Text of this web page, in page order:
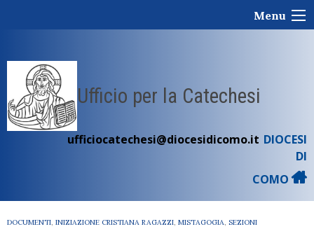
Menu
Ufficio per la Catechesi
ufficiocatechesi@diocesidicomo.it DIOCESI
DI
COMO
DOCUMENTI, INIZIAZIONE CRISTIANA RAGAZZI, MISTAGOGIA, SEZIONI